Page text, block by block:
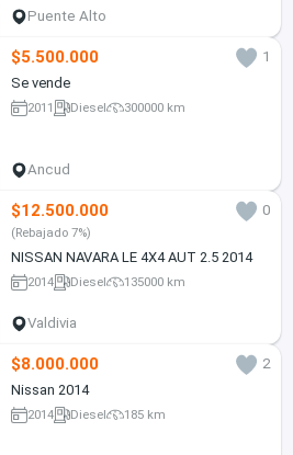
Puente Alto
$5.500.000
1
Se vende
2011 Diesel 300000 km
Ancud
$12.500.000 0
(Rebajado 7%)
NISSAN NAVARA LE 4X4 AUT 2.5 2014
2014 Diesel 135000 km
Valdivia
$8.000.000
2
Nissan 2014
2014 Diesel 185 km